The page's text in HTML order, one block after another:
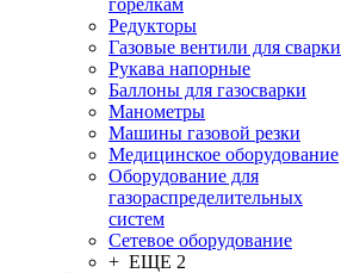
горелкам
Редукторы
Газовые вентили для сварки
Рукава напорные
Баллоны для газосварки
Манометры
Машины газовой резки
Медицинское оборудование
Оборудование для
газораспределительных
систем
Сетевое оборудование
+ ЕЩЕ 2